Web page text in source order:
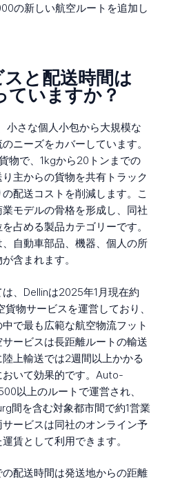
の新しい航空ルートを追加し
と配送時間は
ていますか？
小さな個人小包から大規模な
ニーズをカバーしています。
物で、1kgから20トンまでの
主からの貨物を共有トラック
配送コストを削減します。こ
モデルの骨格を形成し、同社
占める製品カテゴリーです。
自動車部品、機器、個人の所
含まれます。
、Dellinは2025年1月現在約
物サービスを運営しており、
で最も広範な航空物流フット
ービスは長距離ルートの輸送
上輸送では2週間以上かかる
いて効果的です。Auto-
以上のルートで運営され、
間を含む対象都市間で約1営業
ービスは同社のオンライン予
賃として利用できます。
配送時間は発送地からの距離